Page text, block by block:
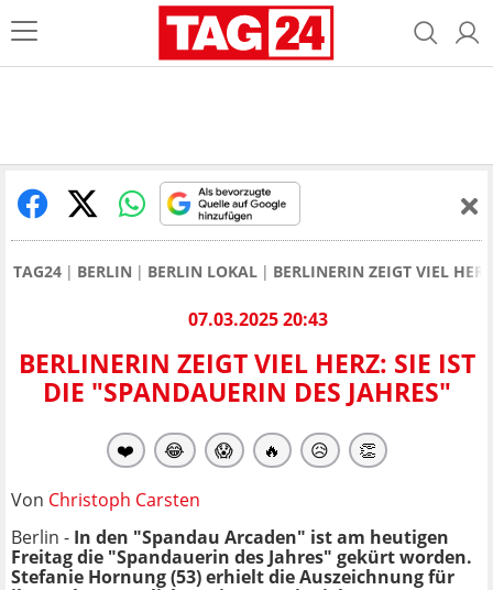
TAG24 BERLIN BERLIN LOKAL BERLINERIN ZEIGT VIEL
07.03.2025 20:43
BERLINERIN ZEIGT VIEL HERZ: SIE IST
DIE "SPANDAUERIN DES JAHRES"
❤️ 😂 😱 🔥 😥 👏
Von Christoph Carsten
Berlin - In den "Spandau Arcaden" ist am heutigen
Freitag die "Spandauerin des Jahres" gekürt worden.
Stefanie Hornung (53) erhielt die Auszeichnung für